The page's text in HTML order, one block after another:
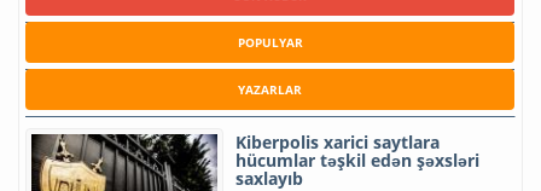
POPULYAR
YAZARLAR
Kiberpolis xarici saytlara
hücumlar təşkil edən şəxsləri
saxlayıb